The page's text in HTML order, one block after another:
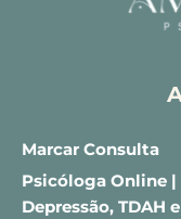
Marcar Consulta
Psicóloga Online |
Depressão, TDAH